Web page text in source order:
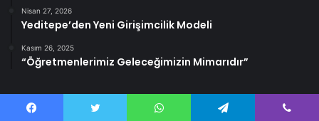
Nisan 27, 2026
Yeditepe’den Yeni Girişimcilik Modeli
Kasım 26, 2025
“Öğretmenlerimiz Geleceğimizin Mimarıdır”